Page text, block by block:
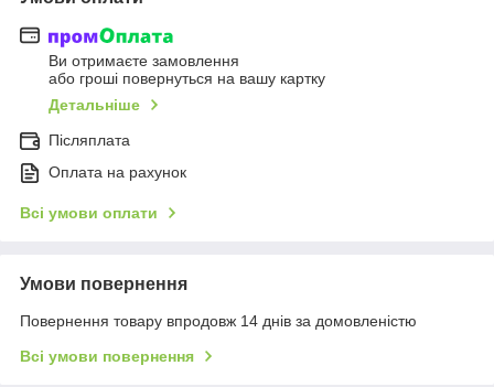
Ви отримаєте замовлення
або гроші повернуться на вашу картку
Детальніше
Післяплата
Оплата на рахунок
Всі умови оплати
Умови повернення
Повернення товару впродовж 14 днів за домовленістю
Всі умови повернення